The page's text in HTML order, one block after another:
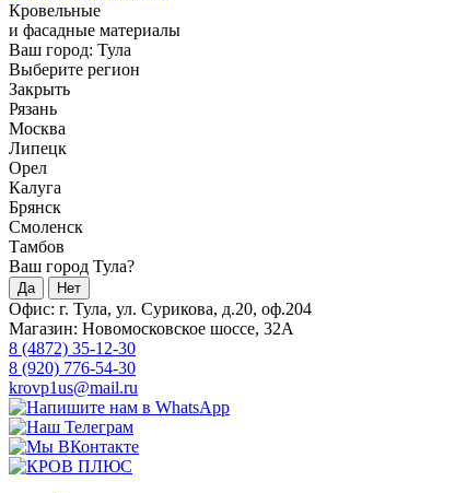
Кровельные
и фасадные материалы
Ваш город: Тула
Выберите регион
Закрыть
Рязань
Москва
Липецк
Орел
Калуга
Брянск
Смоленск
Тамбов
Ваш город Тула?
Да Нет
Офис: г. Тула, ул. Сурикова, д.20, оф.204
Магазин: Новомосковское шоссе, 32А
8 (4872) 35-12-30
8 (920) 776-54-30
krovp1us@mail.ru